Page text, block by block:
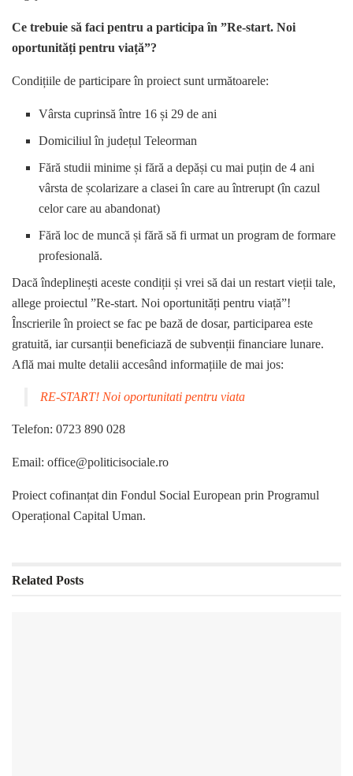
Ce trebuie să faci pentru a participa în ”Re-start. Noi
oportunități pentru viață”?
Condițiile de participare în proiect sunt următoarele:
Vârsta cuprinsă între 16 și 29 de ani
Domiciliul în județul Teleorman
Fără studii minime și fără a depăși cu mai puțin de 4 ani
vârsta de școlarizare a clasei în care au întrerupt (în cazul
celor care au abandonat)
Fără loc de muncă și fără să fi urmat un program de formare
profesională.
Dacă îndeplinești aceste condiții și vrei să dai un restart vieții tale,
allege proiectul ”Re-start. Noi oportunități pentru viață”!
Înscrierile în proiect se fac pe bază de dosar, participarea este
gratuită, iar cursanții beneficiază de subvenții financiare lunare.
Află mai multe detalii accesând informațiile de mai jos:
RE-START! Noi oportunitati pentru viata
Telefon: 0723 890 028
Email: office@politicisociale.ro
Proiect cofinanțat din Fondul Social European prin Programul
Operațional Capital Uman.
Related Posts